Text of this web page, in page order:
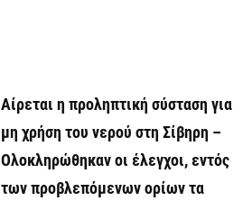
Αίρεται η προληπτική σύσταση για
μη χρήση του νερού στη Σίβηρη –
Ολοκληρώθηκαν οι έλεγχοι, εντός
των προβλεπόμενων ορίων τα